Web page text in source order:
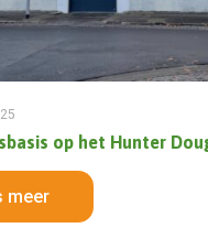
op het Hunter
meer